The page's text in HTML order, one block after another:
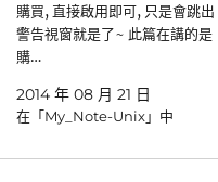
購買, 直接啟用即可, 只是會跳出
警告視窗就是了~ 此篇在講的是
購…
2014 年 08 月 21 日
在「My_Note-Unix」中